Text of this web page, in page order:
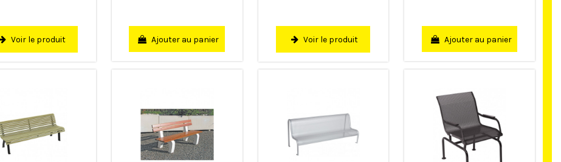
Voir le produit Ajouter au panier Voir le produit Ajouter au panier